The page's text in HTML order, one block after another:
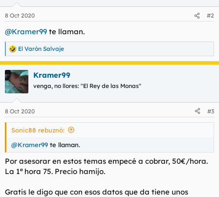
8 Oct 2020 #2
@Kramer99 te llaman.
R
e
a
c
c
i
e
s
El Varón Salvaje
Kramer99
venga, no llores: "El Rey de las Monas"
8 Oct 2020 #3
Sonic88 rebuznó:
@Kramer99 te llaman.
Por asesorar en estos temas empecé a cobrar, 50€/hora.
La 1ª hora 75. Precio hamijo.
Gratis le digo que con esos datos que da tiene unos